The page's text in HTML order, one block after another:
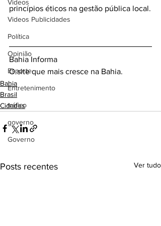
Videos
Videos Publicidades
Política
Opinião
Esporte
Entretenimento
tráfico
governo
Governo
princípios éticos na gestão pública local.
Bahia Informa
O site que mais cresce na Bahia.
Bahia
Brasil
Cidades
Posts recentes Ver tudo